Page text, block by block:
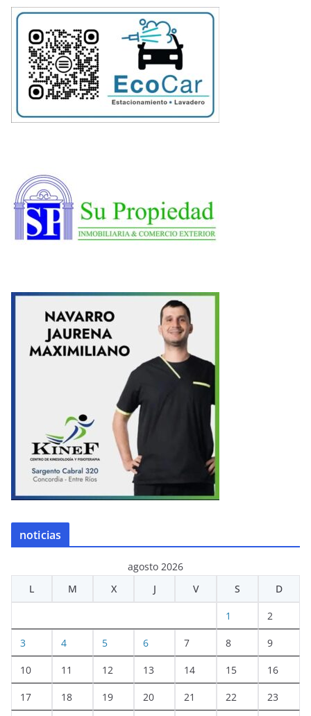
noticias
agosto 2026
L
M X J V S D
1 2
3 4 5 6 7 8 9
10 11 12 13 14 15 16
17 18 19 20 21 22 23